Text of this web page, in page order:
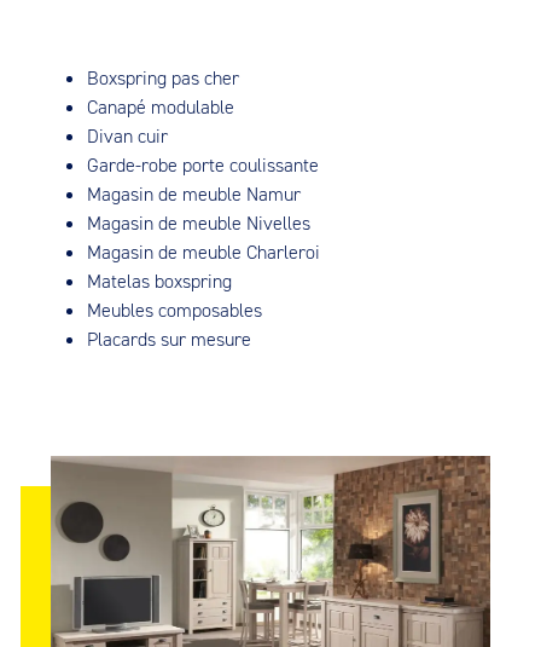
Boxspring pas cher
Canapé modulable
Divan cuir
Garde-robe porte coulissante
Magasin de meuble Namur
Magasin de meuble Nivelles
Magasin de meuble Charleroi
Matelas boxspring
Meubles composables
Placards sur mesure